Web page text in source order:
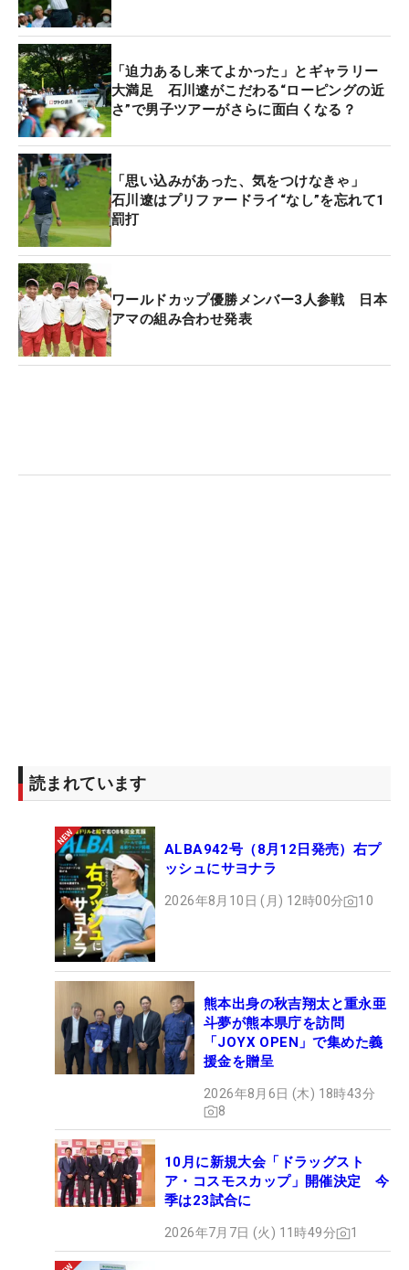
す」と、きょうの結果だけに一喜一憂することな
く、引き続きテーマを持って、戦っていくことに変
わりはない。
バーディ自体は4日間合計で24個と獲れている。し
かし「3日間ボギーの内容自体がずっと良くない」
と反省点を挙げる。きょう唯一のボギーは前半の15
番パー4。ティショットをフェアウェイバンカーに
入れ、セカンドショットでダフってグリーンをショ
ートした。「仕方ないボギーが今週はそれしかなく
て、それ以外のボギーはスイングのミスだったり、
判断ミスがあった」と、3日目までの7つのボギー
と、1つのダブルボギーを悔やむ。その中には『プ
リファードライ』があると勘違いして、ボールを誤
って拾い上げ、1罰打を受けるうっかりミスもあっ
「迫力あるし来てよかった」とギャラリー
大満足 石川遼がこだわる“ローピングの近
さ”で男子ツアーがさらに面白くなる？
「思い込みがあった、気をつけなきゃ」
石川遼はプリファードライ“なし”を忘れて1
罰打
ワールドカップ優勝メンバー3人参戦 日本
アマの組み合わせ発表
読まれています
ALBA942号（8月12日発売）右プ
ッシュにサヨナラ
2026年8月10日 (月) 12時00分 10
熊本出身の秋吉翔太と重永亜
斗夢が熊本県庁を訪問
「JOYX OPEN」で集めた義
援金を贈呈
2026年8月6日 (木) 18時43分
8
10月に新規大会「ドラッグスト
ア・コスモスカップ」開催決定 今
季は23試合に
2026年7月7日 (火) 11時49分 1